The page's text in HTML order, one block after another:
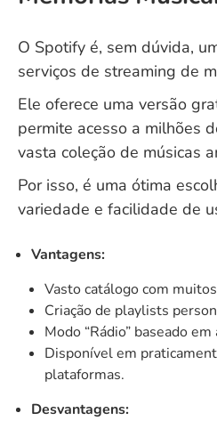
O Spotify é, sem dúvida,
serviços de streaming de
Ele oferece uma versão
permite acesso a milhões
vasta coleção de músicas
Por isso, é uma ótima
variedade e facilidade de
Vantagens:
Vasto catálogo com
Criação de playlists
Modo “Rádio” baseado
Disponível em
plataformas.
Desvantagens: